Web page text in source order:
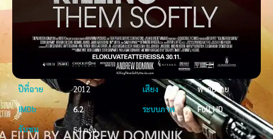
ปีที่ฉาย 2012 เสียง
พากย์ไทย
IMDb
6.2 ระบบภาพ
Full HD
รับชม
54 ครั้ง